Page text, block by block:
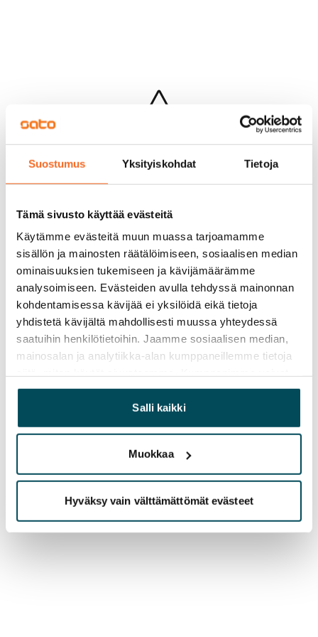
Suostumus Yksityiskohdat Tietoja
Tämä sivusto käyttää evästeitä
Käytämme evästeitä muun muassa tarjoamamme
sisällön ja mainosten räätälöimiseen, sosiaalisen median
ominaisuuksien tukemiseen ja kävijämäärämme
analysoimiseen. Evästeiden avulla tehdyssä mainonnan
kohdentamisessa kävijää ei yksilöidä eikä tietoja
yhdistetä kävijältä mahdollisesti muussa yhteydessä
saatuihin henkilötietoihin. Jaamme sosiaalisen median,
mainosalan ja analytiikka-alan kumppaneillemme tietoja
yhdistää näitä tietoja muihin tietoihin, joita olet antanut
heille tai joita on kerätty, kun olet käyttänyt heidän
palvelujaan.
Salli kaikki
Muokkaa
Hyväksy vain välttämättömät evästeet
Hups...
Jotakin meni pieleen sivun lataamisessa